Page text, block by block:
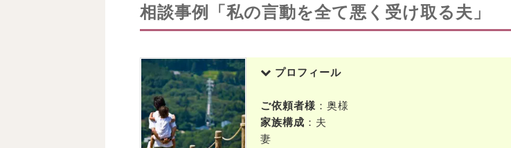
相談事例「私の言動を全て悪く受け取る夫」
プロフィール
ご依頼者様 ：奥様
家族構成 ：夫
妻